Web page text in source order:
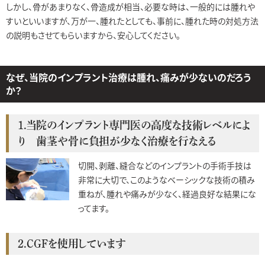
しかし、骨があまりなく、骨造成が相当、必要な時は、一般的には腫れや
すいといいますが、万が一、腫れたとしても、事前に、腫れた時の対処方法
の説明もさせてもらいますから、安心してください。
なぜ、当院のインプラント治療は腫れ、痛みが少ないのだろう
か？
1.当院のインプラント専門医の高度な技術レベルによ
り 歯茎や骨に負担が少なく治療を行なえる
切開、剥離、縫合などのインプラントの手術手技は
非常に大切で、このようなベーシックな技術の積み
重ねが、腫れや痛みが少なく、経過良好な結果にな
ってます。
2.CGFを使用しています